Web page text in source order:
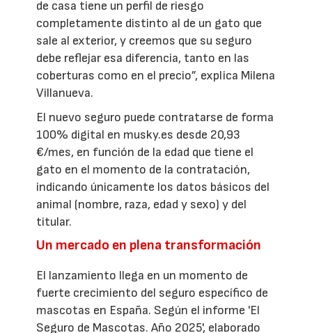
de casa tiene un perfil de riesgo
completamente distinto al de un gato que
sale al exterior, y creemos que su seguro
debe reflejar esa diferencia, tanto en las
coberturas como en el precio”, explica Milena
Villanueva.
El nuevo seguro puede contratarse de forma
100% digital en musky.es desde 20,93
€/mes, en función de la edad que tiene el
gato en el momento de la contratación,
indicando únicamente los datos básicos del
animal (nombre, raza, edad y sexo) y del
titular.
Un mercado en plena transformación
El lanzamiento llega en un momento de
fuerte crecimiento del seguro específico de
mascotas en España. Según el informe 'El
Seguro de Mascotas. Año 2025', elaborado